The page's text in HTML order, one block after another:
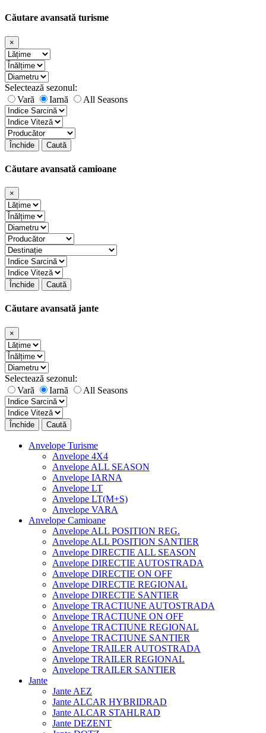
Căutare avansată turisme
×
Selectează sezonul:
Vară
Iarnă All Seasons
Închide Caută
Căutare avansată camioane
×
Închide Caută
Căutare avansată jante
×
Selectează sezonul:
Vară
Iarnă All Seasons
Închide Caută
Anvelope Turisme
Anvelope 4X4
Anvelope ALL SEASON
Anvelope IARNA
Anvelope LT
Anvelope LT(M+S)
Anvelope VARA
Anvelope Camioane
Anvelope ALL POSITION REG.
Anvelope ALL POSITION SANTIER
Anvelope DIRECTIE ALL SEASON
Anvelope DIRECTIE AUTOSTRADA
Anvelope DIRECTIE ON OFF
Anvelope DIRECTIE REGIONAL
Anvelope DIRECTIE SANTIER
Anvelope TRACTIUNE AUTOSTRADA
Anvelope TRACTIUNE ON OFF
Anvelope TRACTIUNE REGIONAL
Anvelope TRACTIUNE SANTIER
Anvelope TRAILER AUTOSTRADA
Anvelope TRAILER REGIONAL
Anvelope TRAILER SANTIER
Jante
Jante AEZ
Jante ALCAR HYBRIDRAD
Jante ALCAR STAHLRAD
Jante DEZENT